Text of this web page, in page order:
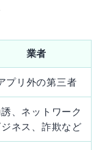
業者
プリ外の第三者
、ネットワーク
ジネス、詐欺など